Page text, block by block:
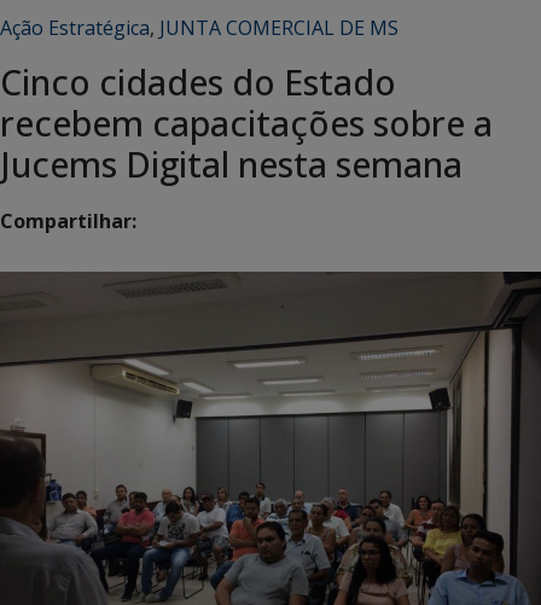
Ação Estratégica, JUNTA COMERCIAL DE MS
Cinco cidades do Estado
recebem capacitações sobre a
Jucems Digital nesta semana
Compartilhar: